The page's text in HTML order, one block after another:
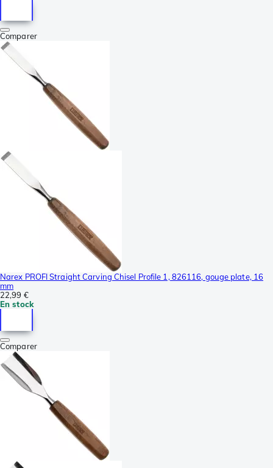
Comparer
Narex PROFI Straight Carving Chisel Profile 1, 826116, gouge plate, 16
mm
22,99 €
En stock
Comparer